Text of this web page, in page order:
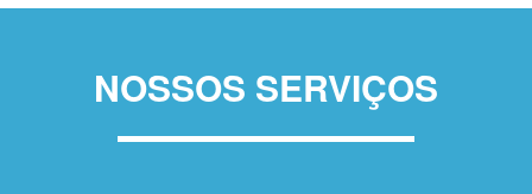
NOSSOS SERVIÇOS